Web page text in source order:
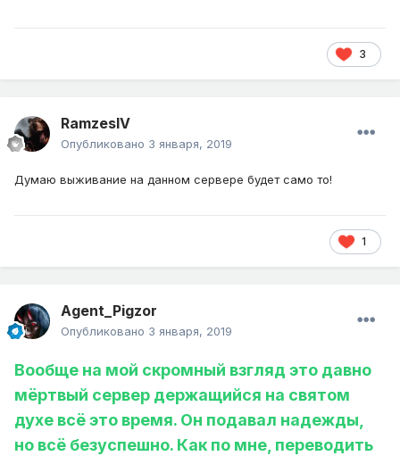
3
RamzesIV
Опубликовано 3 января, 2019
Думаю выживание на данном сервере будет само то!
1
Agent_Pigzor
Опубликовано 3 января, 2019
Вообще на мой скромный взгляд это давно
мёртвый сервер держащийся на святом
духе всё это время. Он подавал надежды,
но всё безуспешно. Как по мне, переводить